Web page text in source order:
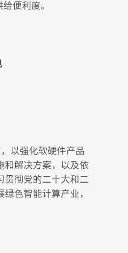
便利度。
以强化软硬件产品
和解决方案，以及依
贯彻党的二十大和二
色智能计算产业，